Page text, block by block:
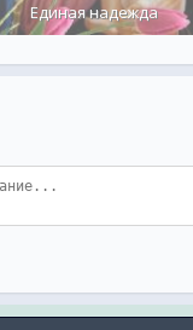
Единая надежда